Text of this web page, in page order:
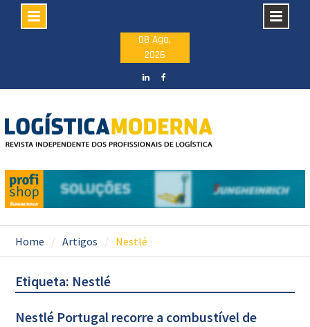
08 Ago,
2026
Home Artigos Nestlé
Etiqueta: Nestlé
Nestlé Portugal recorre a combustível de